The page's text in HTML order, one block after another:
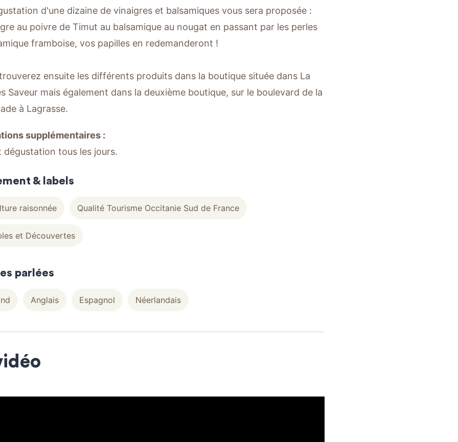
d'une dizaine de vinaigres et balsamiques vous sera proposée :
au poivre de Timut au balsamique au nougat en passant par les perles
framboise, vos papilles en redemanderont !
ensuite les différents produits dans la boutique située dans La
Saveur mais également dans la deuxième boutique, sur le boulevard de la
à Lagrasse.
supplémentaires :
dégustation tous les jours.
& labels
raisonnée Qualité Tourisme Occitanie Sud de France
et Découvertes
parlées
Anglais Espagnol Néerlandais